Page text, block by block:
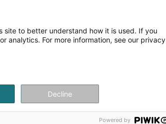
site to better understand how it is used. If you
analytics. For more information, see our privacy
Decline
Powered by